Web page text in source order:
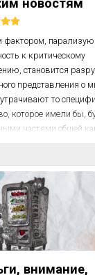
новостям
фактором,
к критическому
становится
представления о
то
которое имели бы,
частями общей
абстрактный,
просто в ещё
существенным
мы их знаем или
– 1980) –
и философ, один из
неофрейдизма
внимание,